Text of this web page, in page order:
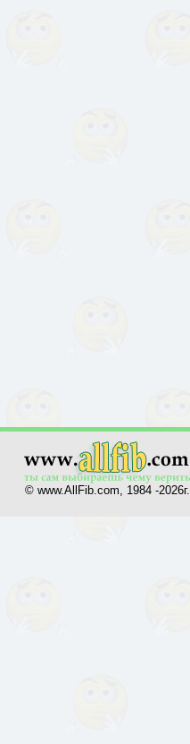
© www.AllFib.com, 1984 -2026г.